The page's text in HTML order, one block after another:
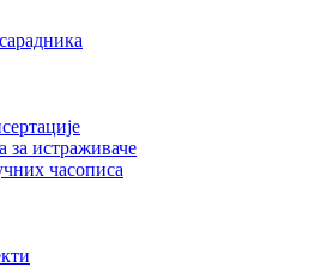
за истраживаче
часописа